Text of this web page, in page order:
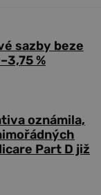
sazby beze
%
oznámila,
Part D již